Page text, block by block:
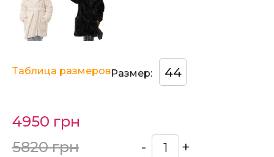
Размер: 44
Таблица размеров
4950 грн
5820 грн
- +